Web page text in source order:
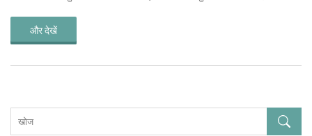
और देखें